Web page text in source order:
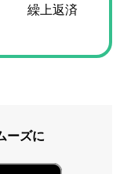
繰上返済
ーズに